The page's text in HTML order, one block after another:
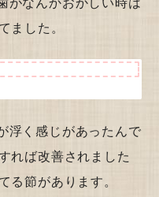
ました。
浮く感じがあったんで
れば改善されました
る節があります。